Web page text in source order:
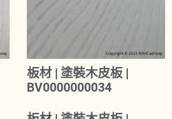
板材 | 塗裝木皮板 |
BV0000000034